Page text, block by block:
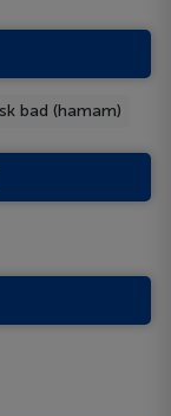
bad (hamam)